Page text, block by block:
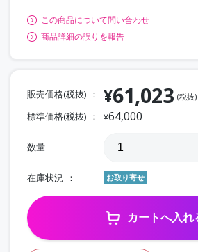
この商品について問い合わせ
商品詳細の誤りを報告
販売価格(税抜) ¥61,023 (税抜)
標準価格(税抜) ¥64,000
数量
在庫状況 お取り寄せ
カートへ入れ